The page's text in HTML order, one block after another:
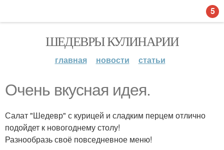
ШЕДЕВРЫ КУЛИНАРИИ
главная новости статьи
Очень вкусная идея.
Салат "Шедевр" с курицей и сладким перцем отлично
подойдет к новогоднему столу!
Разнообразь своё повседневное меню!
5